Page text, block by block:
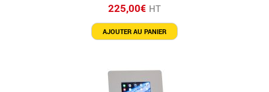
225,00€ HT
AJOUTER AU PANIER